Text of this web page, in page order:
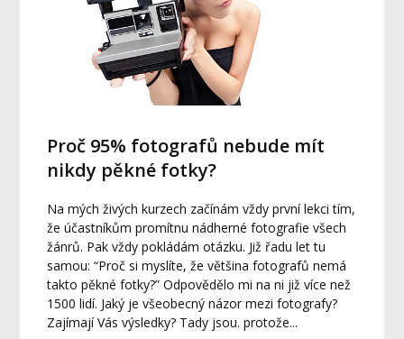
Proč 95% fotografů nebude mít
nikdy pěkné fotky?
Na mých živých kurzech začínám vždy první lekci tím,
že účastníkům promítnu nádherné fotografie všech
žánrů. Pak vždy pokládám otázku. Již řadu let tu
samou: “Proč si myslíte, že většina fotografů nemá
takto pěkné fotky?” Odpovědělo mi na ni již více než
1500 lidí. Jaký je všeobecný názor mezi fotografy?
Zajímají Vás výsledky? Tady jsou. protože...